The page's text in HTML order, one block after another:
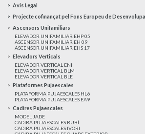
Avis Legal
Projecte cofinançat pel Fons Europeu de
Ascensors Unifamiliars
ELEVADOR UNIFAMILIAR EHP 05
ASCENSOR UNIFAMILIAR EH 09
ASCENSOR UNIFAMILIAR EHS 17
Elevadors Verticals
ELEVADOR VERTICAL ENI
ELEVADOR VERTICAL BLM
ELEVADOR VERTICAL BLE
Plataformes Pujaescales
PLATAFORMA PUJAESCALES HL6
PLATAFORMA PUJAESCALES EA9
Cadires Pujaescales
MODEL JADE
CADIRA PUJAESCALES RUBÍ
CADIRA PUJAESCALES IVORI